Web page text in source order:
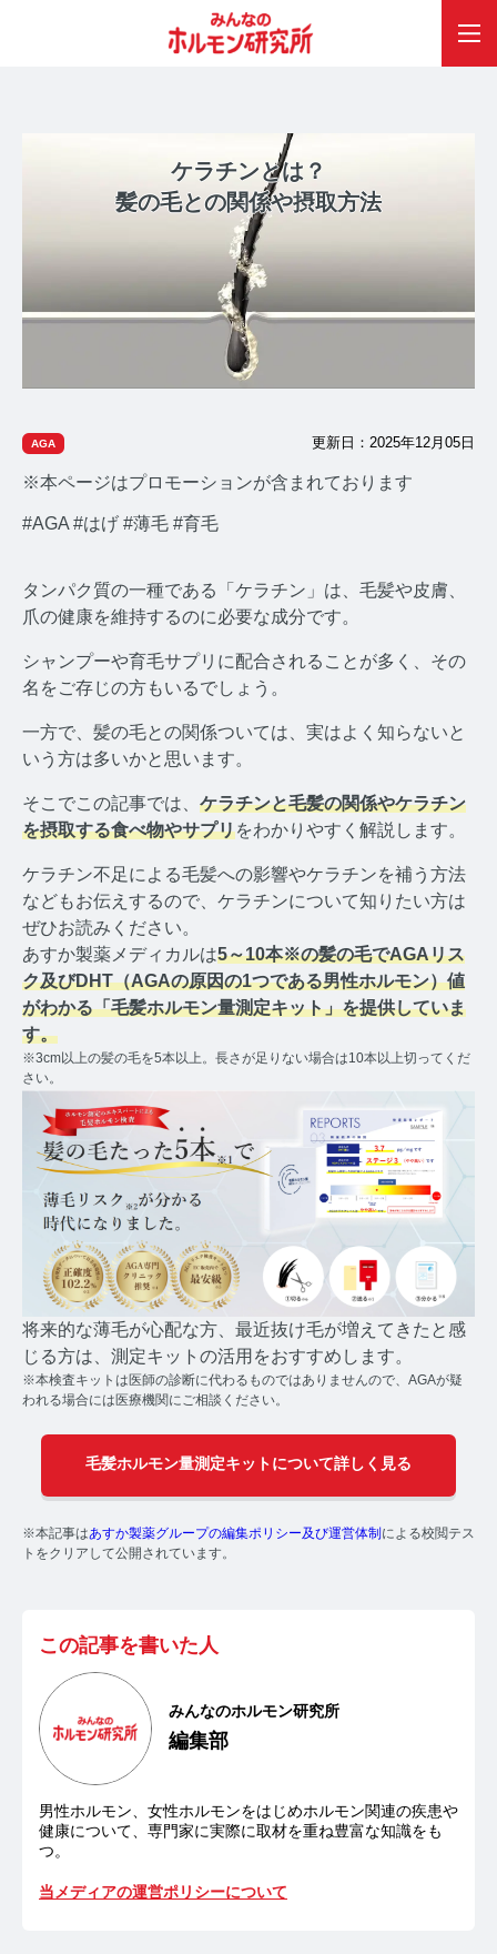
みんなのホルモン研究所 TOP
メディアコンセプト
AGA
AGAコラム TOP
テストステロンコラム TOP
コルチゾール
コルチゾールコラム TOP
PMS
PMSコラム TOP
更年期
更年期コラム TOP
ネコの健康
ネコの健康コラム TOP
毛髪・爪ホルモン量測定キットについて知りたい方
【薄毛リスクチェック】毛髪ホルモン量測定キットの
【男性力を可視化】毛髪ホルモン量測定キットのご紹
【ストレスを見える化】毛髪・爪ホルモン量検査キッ
トのご紹介
よくあるご質問 TOP
医療機関・報道関係者の方へ
【医療機関向け】毛髪検査技術の資料ダウンロード
【一般・報道関係者向け】毛髪検査技術の資料ダウン
ロード
ホルモン測定技術のご活用についてご案内
ケラチンとは？
髪の毛との関係や摂取方法
AGA 更新日：2025年12月05日
※本ページはプロモーションが含まれております
#AGA #はげ #薄毛 #育毛
タンパク質の一種である「ケラチン」は、毛髪や皮膚、
爪の健康を維持するのに必要な成分です。
シャンプーや育毛サプリに配合されることが多く、その
名をご存じの方もいるでしょう。
一方で、髪の毛との関係ついては、実はよく知らないと
いう方は多いかと思います。
そこでこの記事では、 ケラチンと毛髪の関係やケラチン
を摂取する食べ物やサプリをわかりやすく解説します。
ケラチン不足による毛髪への影響やケラチンを補う方法
などもお伝えするので、ケラチンについて知りたい方は
ぜひお読みください。
あすか製薬メディカルは5～10本※の髪の毛でAGAリス
ク及びDHT（AGAの原因の1つである男性ホルモン）値
がわかる「毛髪ホルモン量測定キット」を提供していま
す。
※3cm以上の髪の毛を5本以上。長さが足りない場合は10本以上切ってくだ
さい。
将来的な薄毛が心配な方、最近抜け毛が増えてきたと感
じる方は、測定キットの活用をおすすめします。
※本検査キットは医師の診断に代わるものではありませんので、AGAが疑
われる場合には医療機関にご相談ください。
毛髪ホルモン量測定キットについて詳しく見る
※本記事はあすか製薬グループの編集ポリシー及び運営体制による校閲テス
トをクリアして公開されています。
この記事を書いた人
みんなのホルモン研究所
編集部
男性ホルモン、女性ホルモンをはじめホルモン関連の疾患や
健康について、専門家に実際に取材を重ね豊富な知識をも
つ。
当メディアの運営ポリシーについて